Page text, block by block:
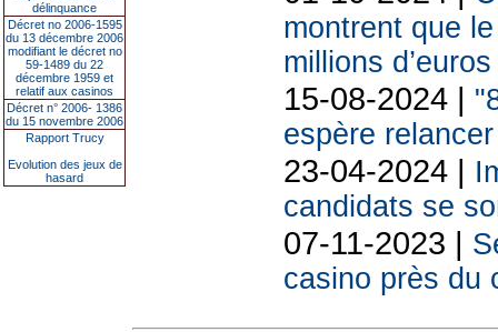
délinquance
Décret no 2006-1595
du 13 décembre 2006
modifiant le décret no
59-1489 du 22
décembre 1959 et
relatif aux casinos
Décret n° 2006- 1386
du 15 novembre 2006
Rapport Trucy
Evolution des jeux de
hasard
montrent que
millions
15-08-2024 |
espère
23-04-2024 |
candidats se
07-11-2023 |
casino près du